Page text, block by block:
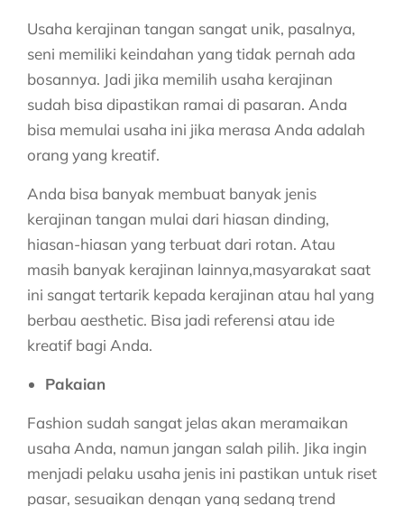
Usaha kerajinan tangan sangat unik, pasalnya,
seni memiliki keindahan yang tidak pernah ada
bosannya. Jadi jika memilih usaha kerajinan
sudah bisa dipastikan ramai di pasaran. Anda
bisa memulai usaha ini jika merasa Anda adalah
orang yang kreatif.
Anda bisa banyak membuat banyak jenis
kerajinan tangan mulai dari hiasan dinding,
hiasan-hiasan yang terbuat dari rotan. Atau
masih banyak kerajinan lainnya,masyarakat saat
ini sangat tertarik kepada kerajinan atau hal yang
berbau aesthetic. Bisa jadi referensi atau ide
kreatif bagi Anda.
Pakaian
Fashion sudah sangat jelas akan meramaikan
usaha Anda, namun jangan salah pilih. Jika ingin
menjadi pelaku usaha jenis ini pastikan untuk riset
pasar, sesuaikan dengan yang sedang trend